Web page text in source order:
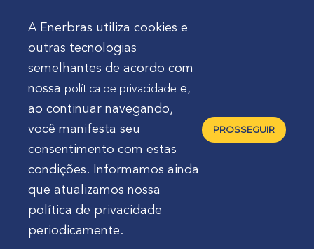
Cliente
Onde comprar produtos
Quero Enerbras na minha loja
Enerbras Materiais Elétricos Ltda.
Mocelin, nº 81, Ferrari | CEP 83606-310 | Campo Largo -
A Enerbras utiliza cookies e
outras tecnologias
semelhantes de acordo com
nossa política de privacidade e,
ao continuar navegando,
você manifesta seu
consentimento com estas
condições. Informamos ainda
que atualizamos nossa
política de privacidade
periodicamente.
PROSSEGUIR